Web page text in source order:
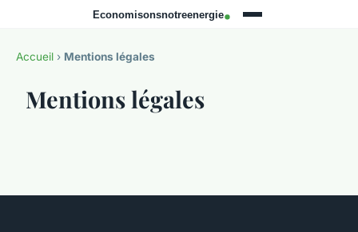
Accueil › Mentions légales
Mentions légales